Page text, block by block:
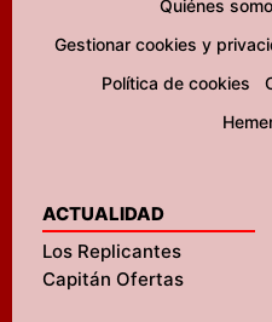
Quiénes
Gestionar cookies y
Política de cookies
ACTUALIDAD
Los Replicantes
Capitán Ofertas